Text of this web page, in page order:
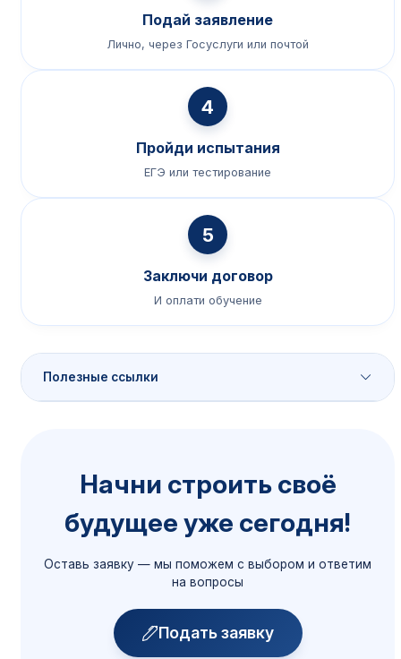
Подай заявление
Лично, через Госуслуги или почтой
4
Пройди испытания
ЕГЭ или тестирование
5
Заключи договор
И оплати обучение
Полезные ссылки
Сроки, документы, способы подачи
Подробнее →
Подробнее →
Начни строить своё
будущее уже сегодня!
Оставь заявку — мы поможем с выбором и ответим
на вопросы
Подать заявку